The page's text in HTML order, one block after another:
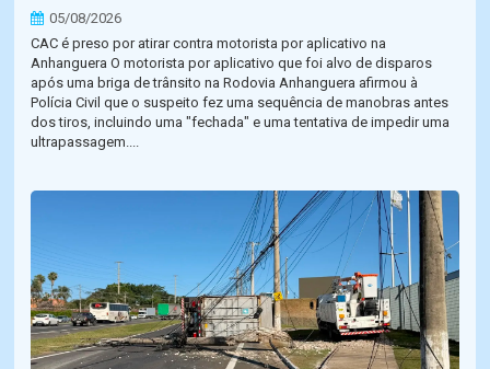
05/08/2026
CAC é preso por atirar contra motorista por aplicativo na
Anhanguera O motorista por aplicativo que foi alvo de disparos
após uma briga de trânsito na Rodovia Anhanguera afirmou à
Polícia Civil que o suspeito fez uma sequência de manobras antes
dos tiros, incluindo uma "fechada" e uma tentativa de impedir uma
ultrapassagem....